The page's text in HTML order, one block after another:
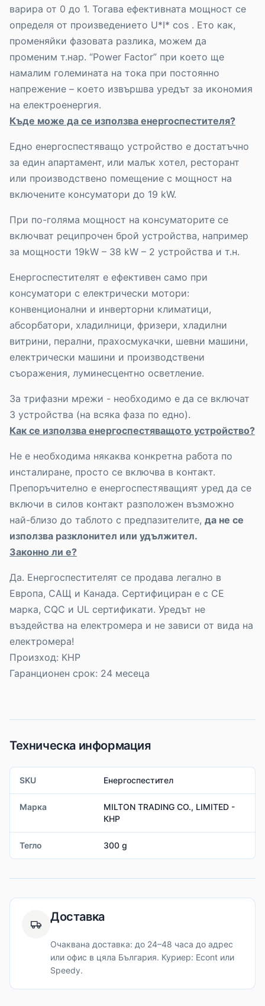
варира от 0 до 1. Тогава ефективната мощност се
определя от произведението U*I* cos . Ето как,
променяйки фазовата разлика, можем да
променим т.нар. “Power Factor” при което ще
намалим големината на тока при постоянно
напрежение – което извършва уредът за икономия
на електроенергия.
Къде може да се използва енергоспестителя?
Едно енергоспестяващо устройство е достатъчно
за един апартамент, или малък хотел, ресторант
или производствено помещение с мощност на
включените консуматори до 19 kW.
При по-голяма мощност на консуматорите се
включват реципрочен брой устройства, например
за мощности 19kW – 38 kW – 2 устройства и т.н.
Енергоспестителят е ефективен само при
консуматори с електрически мотори:
конвенционални и инверторни климатици,
абсорбатори, хладилници, фризери, хладилни
витрини, перални, прахосмукачки, шевни машини,
електрически машини и производствени
съоражения, луминесцентно осветление.
За трифазни мрежи - необходимо е да се включат
3 устройства (на всяка фаза по едно).
Как се използва енергоспестяващото устройство?
Не е необходима някаква конкретна работа по
инсталиране, просто се включва в контакт.
Препоръчително е енергоспестяващият уред да се
включи в силов контакт разположен възможно
най-близо до таблото с предпазителите, да не се
използва разклонител или удължител.
Законно ли е?
Да. Енергоспестителят се продава легално в
Европа, САЩ и Канада. Сертифициран е с СЕ
марка, CQC и UL сертификати. Уредът не
въздейства на електромера и не зависи от вида на
електромера!
Произход: КНР
Гаранционен срок: 24 месеца
Техническа информация
SKU Енергоспестител
Марка
MILTON TRADING CO., LIMITED -
КНР
Тегло 300 g
Доставка
Очаквана доставка: до 24–48 часа до адрес
или офис в цяла България. Куриер: Econt или
Speedy.